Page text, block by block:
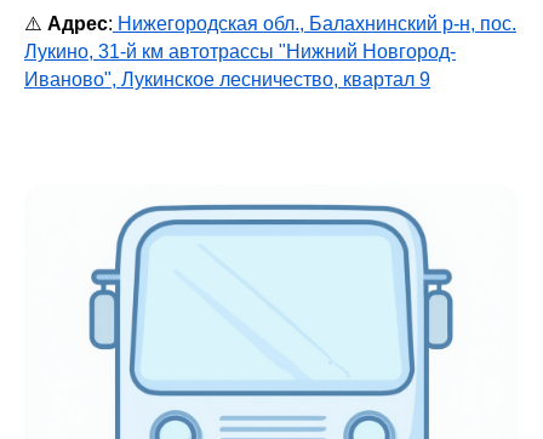
⚠️ Адрес: Нижегородская обл., Балахнинский р-н, пос.
Лукино, 31-й км автотрассы "Нижний Новгород-
Иваново", Лукинское лесничество, квартал 9